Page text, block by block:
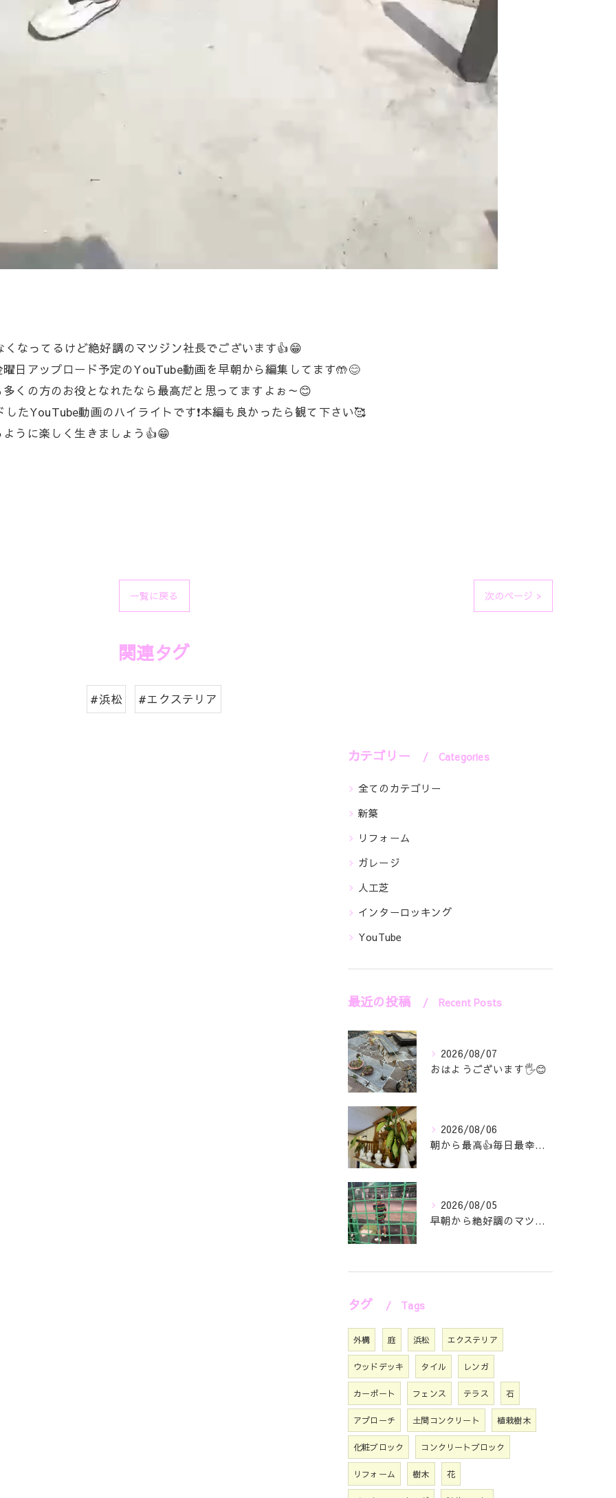
なってるけど絶好調のマツジン社長でございます👍😁
日アップロード予定のYouTube動画を早朝から編集してます🤲😊
くの方のお役となれたなら最高だと思ってますよぉ～😊
たYouTube動画のハイライトです❗本編も良かったら観て下さい🥰
うに楽しく生きましょう👍😁
一覧に戻る 次のページ >
関連タグ
#浜松 #エクステリア
カテゴリー Categories
全てのカテゴリー
新築
リフォーム
ガレージ
人工芝
インターロッキング
YouTube
最近の投稿 Recent Posts
2026/08/07
おはようございます🖐️😊
2026/08/06
朝から最高👍毎日最幸の😁マツジン社長でございます🤗
2026/08/05
早朝から絶好調のマツジン社長でございます✌️😁
タグ Tags
外構 庭 浜松 エクステリア
ウッドデッキ タイル レンガ
カーポート フェンス テラス 石
アプローチ 土間コンクリート 植栽樹木
化粧ブロック コンクリートブロック
リフォーム 樹木 花